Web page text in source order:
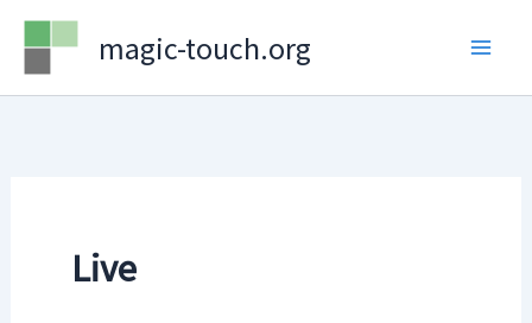
Skip
content
magic-touch.org
Live